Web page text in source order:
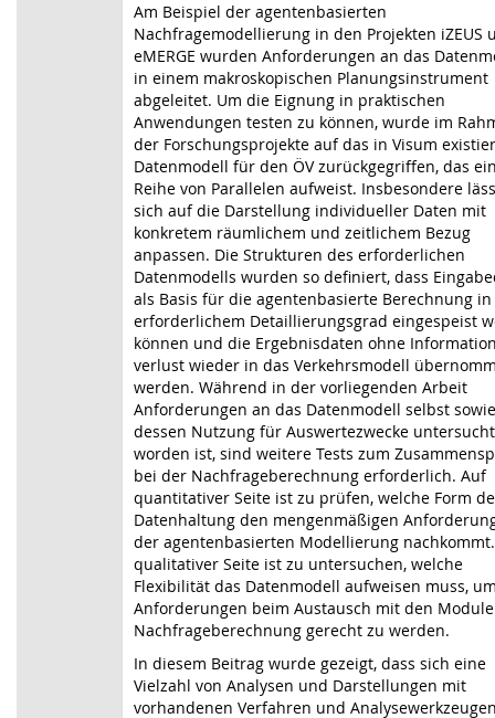
Am Beispiel der agentenbasierten
Nachfragemodellierung in den Projekten iZEUS
eMERGE wurden Anforderungen an das
in einem makroskopischen Planungsinstrument
abgeleitet. Um die Eignung in praktischen
Anwendungen testen zu können, wurde im
der Forschungsprojekte auf das in Visum
Datenmodell für den ÖV zurückgegriffen, das
Reihe von Parallelen aufweist. Insbesondere
sich auf die Darstellung individueller Daten mit
konkretem räumlichem und zeitlichem Bezug
anpassen. Die Strukturen des erforderlichen
Datenmodells wurden so definiert, dass
als Basis für die agentenbasierte Berechnung in
erforderlichem Detaillierungsgrad eingespeist
können und die Ergebnisdaten ohne
verlust wieder in das Verkehrsmodell
werden. Während in der vorliegenden Arbeit
Anforderungen an das Datenmodell selbst sowie
dessen Nutzung für Auswertezwecke untersucht
worden ist, sind weitere Tests zum
bei der Nachfrageberechnung erforderlich. Auf
quantitativer Seite ist zu prüfen, welche Form
Datenhaltung den mengenmäßigen
der agentenbasierten Modellierung
qualitativer Seite ist zu untersuchen, welche
Flexibilität das Datenmodell aufweisen muss,
Anforderungen beim Austausch mit den
Nachfrageberechnung gerecht zu werden.
In diesem Beitrag wurde gezeigt, dass sich eine
Vielzahl von Analysen und Darstellungen mit
vorhandenen Verfahren und